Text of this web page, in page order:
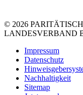
© 2026
LANDESVERBAND
Impressum
Datenschutz
Nachhaltigkeit
Sitemap